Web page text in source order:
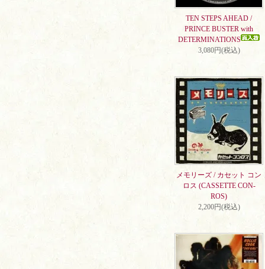
TEN STEPS AHEAD /
PRINCE BUSTER with
DETERMINATIONS
3,080円(税込)
メモリーズ / カセット コン
ロス (CASSETTE CON-
ROS)
2,200円(税込)